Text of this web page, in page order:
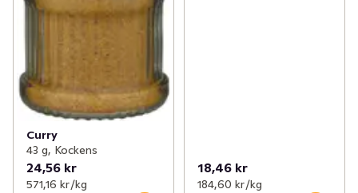
Curry
43 g, Kockens
24,56 kr
571,16 kr /kg
18,46 kr
184,60 kr /kg